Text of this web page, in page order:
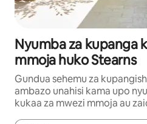
Nyumba za kupanga
mmoja huko Stearns
Gundua sehemu za
ambazo unahisi kama upo
kukaa za mwezi mmoja au